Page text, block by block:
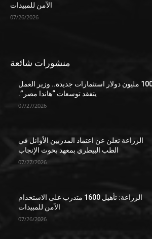
الآمن للمبيدات
07/26/2026
منشورات شائعة
100 مليون دولار استثمارات جديدة.. وزير العمل
يتفقد توسعات “هاندا مصر”.
07/27/2026
الزراعة تعلن عن اعتماد المدربين الأوائل في
الطب البيطري بمعهد بحوث الإنجاب
07/27/2026
الزراعة: تأهيل 1600 متدرب على الاستخدام
الآمن للمبيدات
07/26/2026